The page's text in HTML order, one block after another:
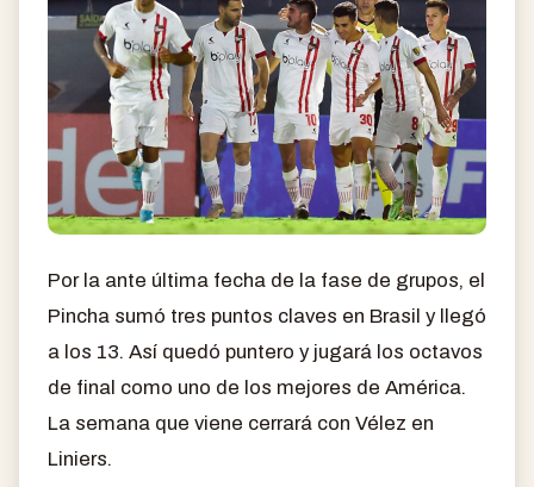
Por la ante última fecha de la fase de grupos, el
Pincha sumó tres puntos claves en Brasil y llegó
a los 13. Así quedó puntero y jugará los octavos
de final como uno de los mejores de América.
La semana que viene cerrará con Vélez en
Liniers.